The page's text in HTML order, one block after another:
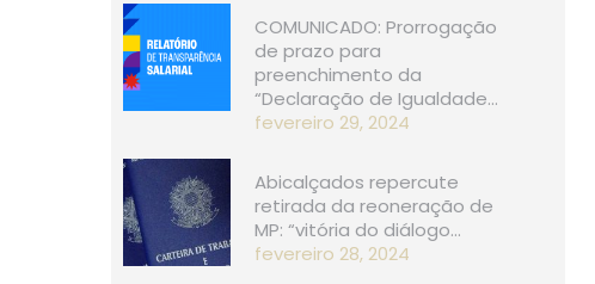
COMUNICADO: Prorrogação
de prazo para
preenchimento da
“Declaração de Igualdade…
fevereiro 29, 2024
Abicalçados repercute
retirada da reoneração de
MP: “vitória do diálogo…
fevereiro 28, 2024